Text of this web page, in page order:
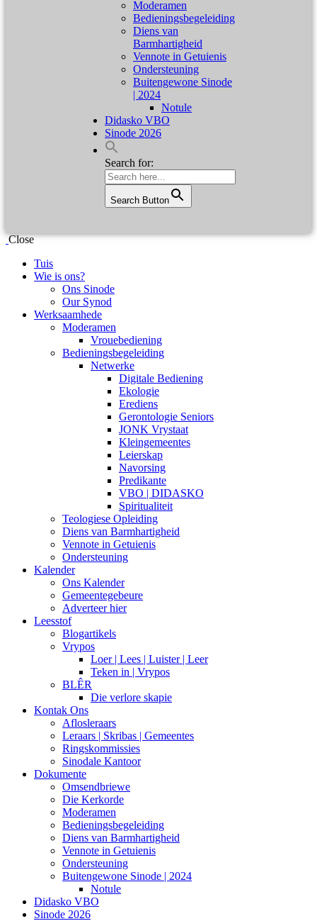
Moderamen
Bedieningsbegeleiding
Diens van
Barmhartigheid
Vennote in Getuienis
Ondersteuning
Buitengewone Sinode
| 2024
Notule
Didasko VBO
Sinode 2026
Search for:
Search Button
Close
Tuis
Wie is ons?
Ons Sinode
Our Synod
Werksaamhede
Moderamen
Vrouebediening
Bedieningsbegeleiding
Netwerke
Digitale Bediening
Ekologie
Erediens
Gerontologie Seniors
JONK Vrystaat
Kleingemeentes
Leierskap
Navorsing
Predikante
VBO | DIDASKO
Spiritualiteit
Teologiese Opleiding
Diens van Barmhartigheid
Vennote in Getuienis
Ondersteuning
Kalender
Ons Kalender
Gemeentegebeure
Adverteer hier
Leesstof
Blogartikels
Vrypos
Loer | Lees | Luister | Leer
Teken in | Vrypos
BLÊR
Die verlore skapie
Kontak Ons
Aflosleraars
Leraars | Skribas | Gemeentes
Ringskommissies
Sinodale Kantoor
Dokumente
Omsendbriewe
Die Kerkorde
Moderamen
Bedieningsbegeleiding
Diens van Barmhartigheid
Vennote in Getuienis
Ondersteuning
Buitengewone Sinode | 2024
Notule
Didasko VBO
Sinode 2026